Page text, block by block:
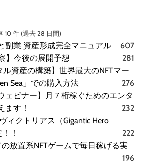
10 件 (過去 28 日間)
副業 資産形成完全マニュアル
607
】今後の展開予想
281
ル資産の構築】世界最大のNFTマー
Sea」での購入方法
276
ェビナー】月７桁稼ぐためのエンタ
ます！
232
ィクトリアス（Gigantic Hero
！
222
の放置系NFTゲームで毎日稼げる実
196